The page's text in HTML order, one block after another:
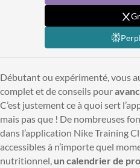
Débutant ou expérimenté, vous
complet et de conseils pour
C’est justement ce à quoi sert
mais pas que ! De nombreuses
dans l’application Nike Training
accessibles à n’importe quel
nutritionnel, un calendrier de